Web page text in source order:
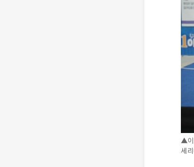
▲이
세